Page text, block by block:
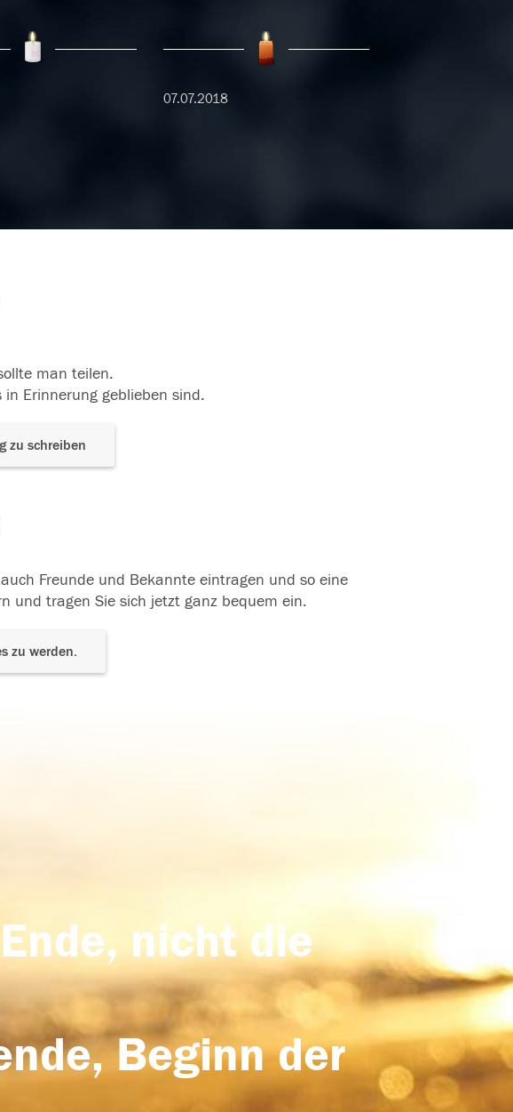
07.07.2018
man teilen.
Erinnerung geblieben sind.
zu schreiben
Freunde und Bekannte eintragen und so eine
und tragen Sie sich jetzt ganz bequem ein.
zu werden.
nicht die
Beginn der